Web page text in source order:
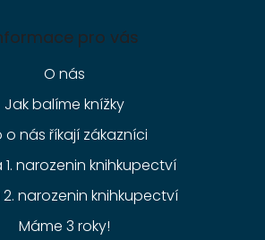
pro vás
O nás
Jak balíme knížky
o nás říkají zákazníci
1. narozenin knihkupectví
narozenin knihkupectví
Máme 3 roky!